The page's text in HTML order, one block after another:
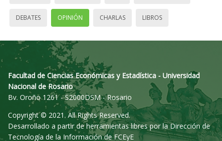
DEBATES OPINIÓN CHARLAS LIBROS
Facultad de Ciencias Económicas y Estadística - Universidad
Nacional de Rosario
Bv. Oroño 1261 - S2000DSM - Rosario
Copyright © 2021. All Rights Reserved.
Desarrollado a partir de herramientas libres por la Dirección de
Tecnología de la Información de FCEyE